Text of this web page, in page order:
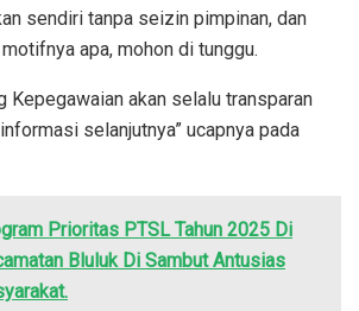
sendiri tanpa seizin pimpinan, dan
apa, mohon di tunggu.
Kepegawaian akan selalu transparan
selanjutnya” ucapnya pada
Prioritas PTSL Tahun 2025 Di
Bluluk Di Sambut Antusias